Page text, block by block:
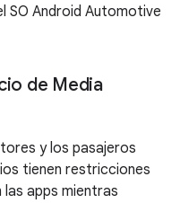
SO Android Automotive
de Media
y los pasajeros
tienen restricciones
apps mientras